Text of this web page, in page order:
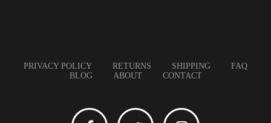
PRIVACY POLICY RETURNS SHIPPING
FAQ
BLOG
ABOUT CONTACT